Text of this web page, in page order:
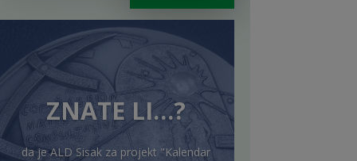
ZNATE LI…?
da je ALD Sisak za projekt "Kalendar